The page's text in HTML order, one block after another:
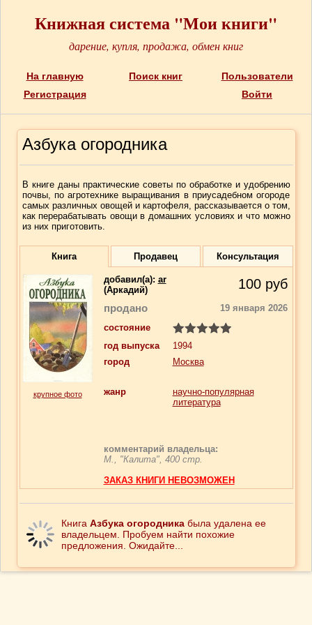
Книжная система "Мои книги"
дарение, купля, продажа, обмен книг
На главную Поиск книг
Пользователи
Регистрация
Войти
Азбука огородника
В книге даны практические советы по обработке и удобрению
почвы, по агротехнике выращивания в приусадебном огороде
самых различных овощей и картофеля, рассказывается о том,
как перерабатывать овощи в домашних условиях и что можно
из них приготовить.
Книга Продавец Консультация
крупное фото
добавил(a): ar
(Аркадий)
100 руб
продано
19 января 2026
состояние
год выпуска
1994
город
Москва
жанр
научно-популярная
литература
комментарий владельца:
М., "Калита", 400 стр.
ЗАКАЗ КНИГИ НЕВОЗМОЖЕН
Книга Азбука огородникабыла удалена ее
владельцем. Пробуем найти похожие
предложения. Ожидайте...